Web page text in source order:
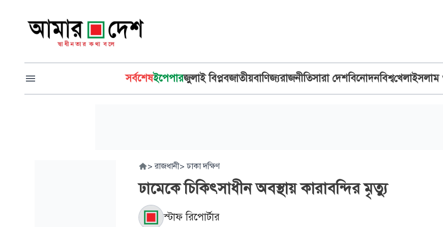
সর্বশেষইপেপারজুলাই বিপ্লবজাতীয়বাণিজ্যরাজনীতিসারা দেশবিনোদনবিশ্বখেলাইসলাম
> রাজধানী> ঢাকা দক্ষিণ
ঢামেকে চিকিৎসাধীন অবস্থায় কারাবন্দির মৃত্যু
স্টাফ রিপোর্টার